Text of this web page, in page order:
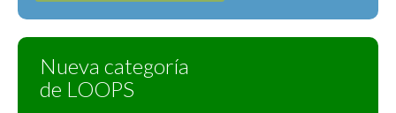
Nueva categoría
de LOOPS